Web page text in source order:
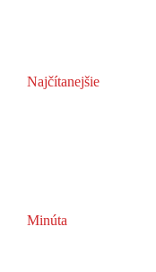
Najčítanejšie
Minúta